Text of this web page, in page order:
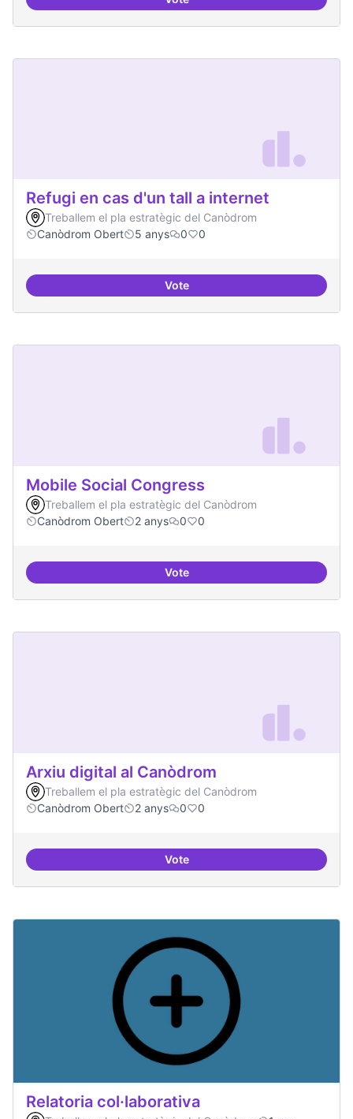
Iniciativa Legislativa Popular
Refugi en cas d'un tall a internet
Treballem el pla estratègic del Canòdrom
Canòdrom Obert
5 anys 0 0
VoteRefugi en cas d'un tall a internet
Mobile Social Congress
Treballem el pla estratègic del Canòdrom
Canòdrom Obert
2 anys 0 0
VoteMobile Social Congress
Arxiu digital al Canòdrom
Treballem el pla estratègic del Canòdrom
Canòdrom Obert
2 anys 0 0
VoteArxiu digital al Canòdrom
Relatoria col·laborativa